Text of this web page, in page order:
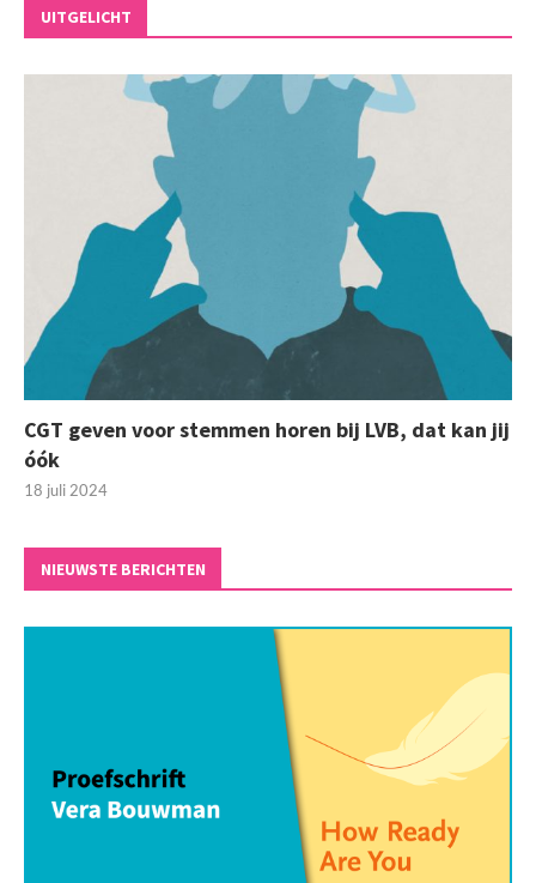
UITGELICHT
CGT geven voor stemmen horen bij LVB, dat kan jij
óók
18 juli 2024
NIEUWSTE BERICHTEN